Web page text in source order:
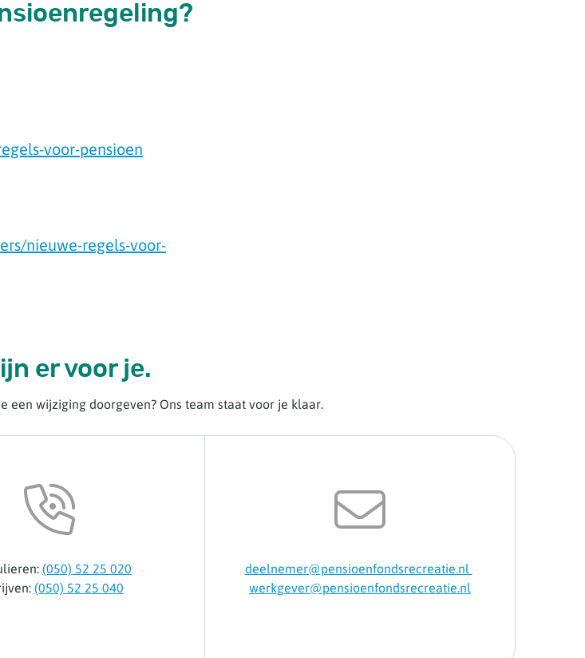
voor-pensioen
nieuwe-regels-voor-
er voor je.
een wijziging doorgeven? Ons team staat voor je klaar.
(050) 52 25 020
(050) 52 25 040
deelnemer@pensioenfondsrecreatie.nl
werkgever@pensioenfondsrecreatie.nl